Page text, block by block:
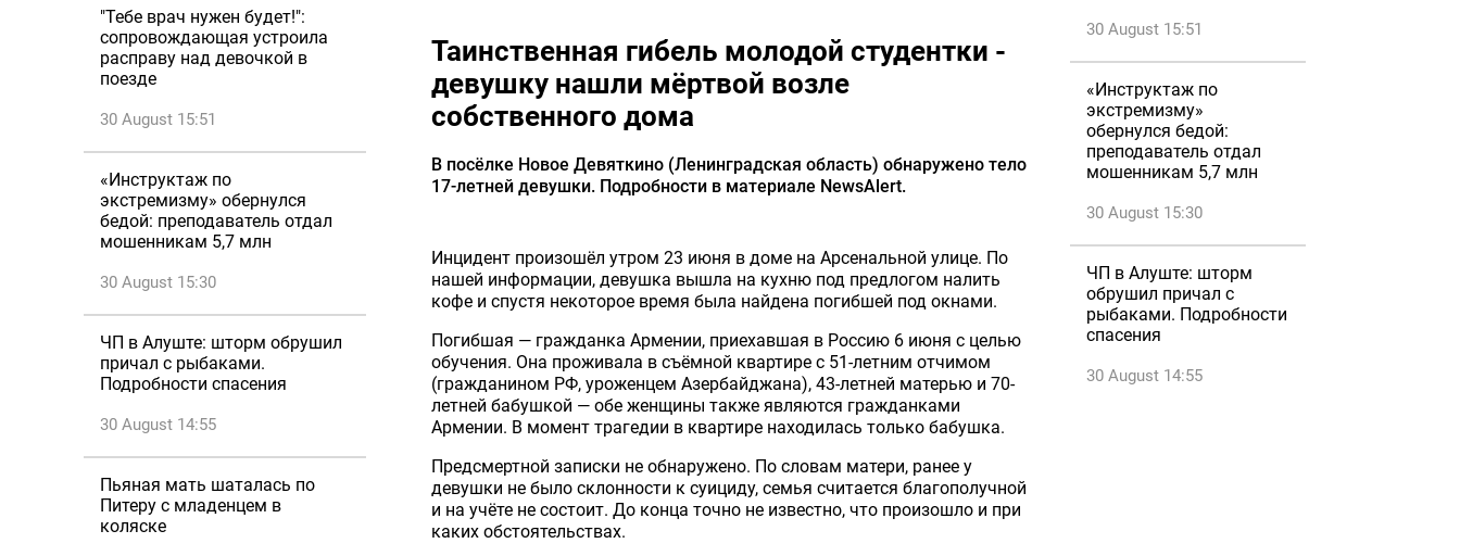
"Тебе врач нужен будет!":
сопровождающая устроила
расправу над девочкой в
поезде
30 August 15:51
«Инструктаж по
экстремизму» обернулся
бедой: преподаватель отдал
мошенникам 5,7 млн
30 August 15:30
ЧП в Алуште: шторм обрушил
причал с рыбаками.
Подробности спасения
30 August 14:55
Пьяная мать шаталась по
Питеру с младенцем в
коляске
Таинственная гибель молодой студентки -
девушку нашли мёртвой возле
собственного дома
В посёлке Новое Девяткино (Ленинградская область) обнаружено тело
17-летней девушки. Подробности в материале NewsAlert.
Инцидент произошёл утром 23 июня в доме на Арсенальной улице. По
нашей информации, девушка вышла на кухню под предлогом налить
кофе и спустя некоторое время была найдена погибшей под окнами.
Погибшая — гражданка Армении, приехавшая в Россию 6 июня с целью
обучения. Она проживала в съёмной квартире с 51-летним отчимом
(гражданином РФ, уроженцем Азербайджана), 43-летней матерью и 70-
летней бабушкой — обе женщины также являются гражданками
Армении. В момент трагедии в квартире находилась только бабушка.
Предсмертной записки не обнаружено. По словам матери, ранее у
девушки не было склонности к суициду, семья считается благополучной
и на учёте не состоит. До конца точно не известно, что произошло и при
каких обстоятельствах.
30 August 15:51
«Инструктаж по
экстремизму»
обернулся бедой:
преподаватель отдал
мошенникам 5,7 млн
30 August 15:30
ЧП в Алуште: шторм
обрушил причал с
рыбаками. Подробности
спасения
30 August 14:55